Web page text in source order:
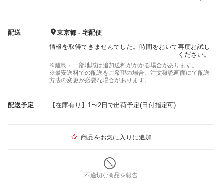
配送
東京都 - 宅配便
情報を取得できませんでした。時間をおいて再度お試し
ください。
※離島・一部地域は追加送料がかかる場合があります。
※最安送料での配送をご希望の場合、注文確認画面にて配送
方法の変更が必要な場合があります。
配送予定 【在庫有り】1〜2日で出荷予定(日付指定可)
商品をお気に入りに追加
不適切な商品を報告